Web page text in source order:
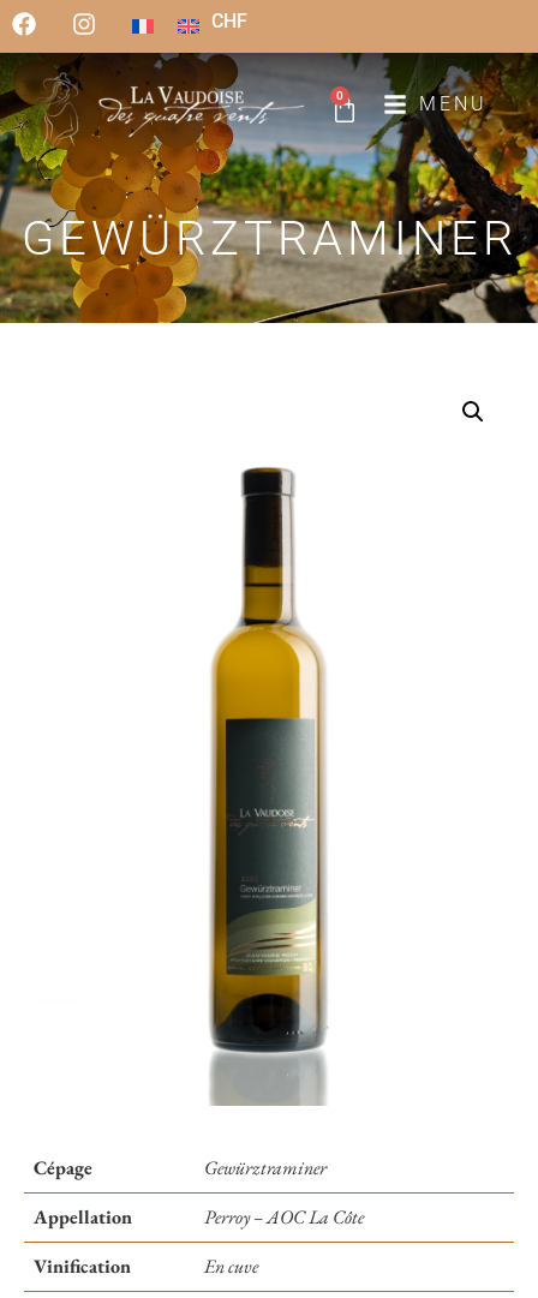
CHF
0 MENU
GEWÜRZTRAMINER
Cépage
Gewürztraminer
Appellation
Perroy – AOC La Côte
Vinification
En cuve